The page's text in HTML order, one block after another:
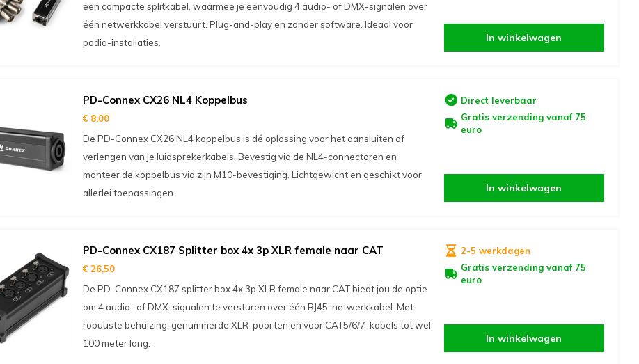
een compacte splitkabel, waarmee je eenvoudig 4 audio- of DMX-signalen over
één netwerkkabel verstuurt. Plug-and-play en zonder software. Ideaal voor
podia-installaties.
In winkelwagen
PD-Connex CX26 NL4 Koppelbus
€ 8,00
De PD-Connex CX26 NL4 koppelbus is dé oplossing voor het aansluiten of
verlengen van je luidsprekerkabels. Bevestig via de NL4-connectoren en
monteer de koppelbus via zijn M10-bevestiging. Lichtgewicht en geschikt voor
allerlei toepassingen.
Direct leverbaar
Gratis verzending vanaf 75
euro
In winkelwagen
PD-Connex CX187 Splitter box 4x 3p XLR female naar CAT
€ 26,50
De PD-Connex CX187 splitter box 4x 3p XLR female naar CAT biedt jou de optie
om 4 audio- of DMX-signalen te versturen over één RJ45-netwerkkabel. Met
robuuste behuizing, genummerde XLR-poorten en voor CAT5/6/7-kabels tot wel
100 meter lang.
2-5 werkdagen
Gratis verzending vanaf 75
euro
In winkelwagen